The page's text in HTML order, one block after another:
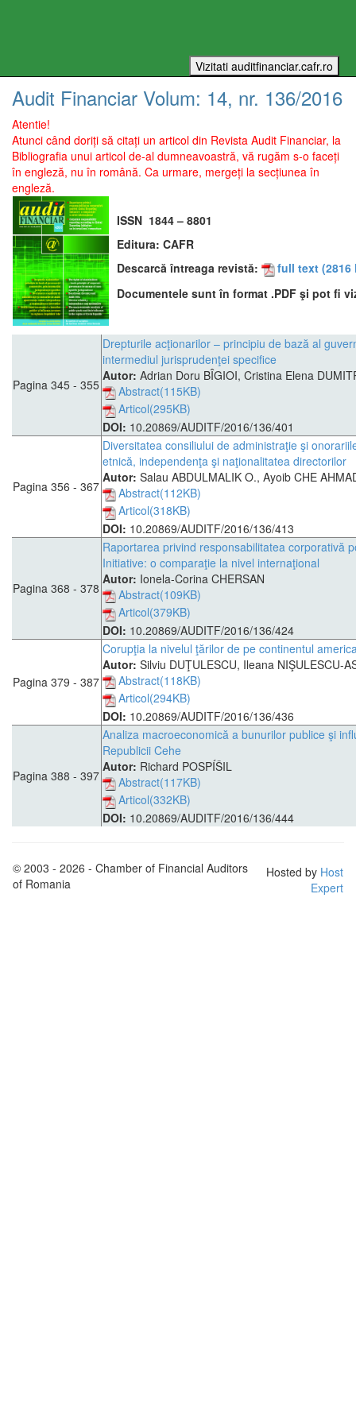
Audit Financiar Volum: 14, nr. 136/2016
Atentie!
Atunci când doriți să citați un articol din Revista Audit Financiar, la
Bibliografia unui articol de-al dumneavoastră, vă rugăm s-o faceți
în engleză, nu în română. Ca urmare, mergeți la secțiunea în
engleză.
ISSN 1844 – 8801
Editura: CAFR
Descarcă întreaga revistă:
full text (2816
Documentele sunt în format .PDF şi pot fi
Pagina 345 - 355
Drepturile acţionarilor – principiu de bază al
intermediul jurisprudenţei specifice
Autor: Adrian Doru BÎGIOI, Cristina Elena
Abstract(115KB)
Articol(295KB)
DOI: 10.20869/AUDITF/2016/136/401
Pagina 356 - 367
Diversitatea consiliului de administraţie şi
etnică, independenţa şi naţionalitatea directorilor
Autor: Salau ABDULMALIK O., Ayoib CHE
Abstract(112KB)
Articol(318KB)
DOI: 10.20869/AUDITF/2016/136/413
Pagina 368 - 378
Raportarea privind responsabilitatea corporativă
Initiative: o comparaţie la nivel internaţional
Autor: Ionela-Corina CHERSAN
Abstract(109KB)
Articol(379KB)
DOI: 10.20869/AUDITF/2016/136/424
Pagina 379 - 387
Corupţia la nivelul ţărilor de pe continentul
Autor: Silviu DUŢULESCU, Ileana NIŞULESCU-
Abstract(118KB)
Articol(294KB)
DOI: 10.20869/AUDITF/2016/136/436
Pagina 388 - 397
Analiza macroeconomică a bunurilor publice şi
Republicii Cehe
Autor: Richard POSPÍŠIL
Abstract(117KB)
Articol(332KB)
DOI: 10.20869/AUDITF/2016/136/444
© 2003 - 2026 - Chamber of Financial Auditors
of Romania
Hosted by Host
Expert